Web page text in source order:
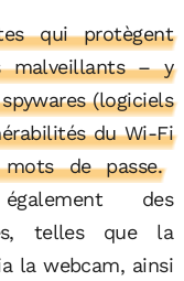
qui protègent
malveillants – y
(logiciels
du Wi-Fi
de passe.
des
telles que la
la webcam, ainsi